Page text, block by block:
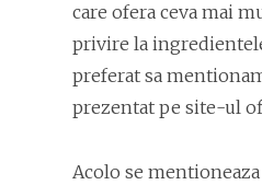
care ofera ceva mai
privire la
preferat sa
prezentat pe site-ul
Acolo se